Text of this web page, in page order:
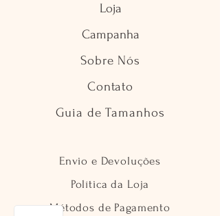
Loja
Campanha
Sobre Nós
Contato
Guia de Tamanhos
Envio e Devoluções
Política da Loja
Métodos de Pagamento